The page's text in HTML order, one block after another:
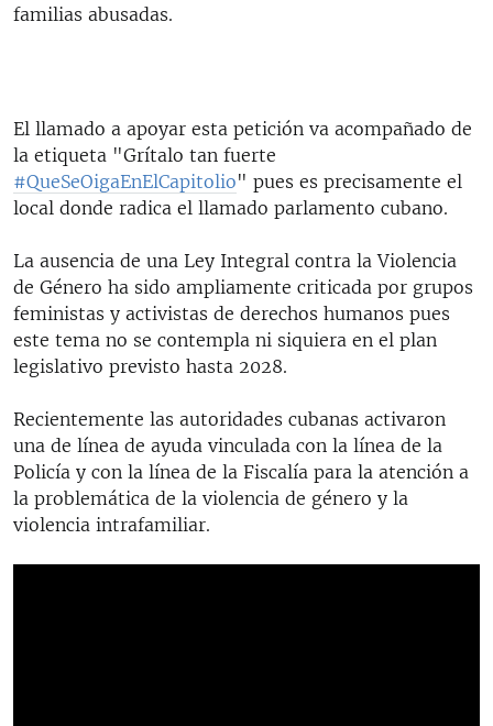
familias abusadas.
El llamado a apoyar esta petición va acompañado de
la etiqueta "Grítalo tan fuerte
#QueSeOigaEnElCapitolio" ​pues es precisamente el
local donde radica el llamado parlamento cubano.
La ausencia de una Ley Integral contra la Violencia
de Género ha sido ampliamente criticada por grupos
feministas y activistas de derechos humanos pues
este tema no se contempla ni siquiera en el plan
legislativo previsto hasta 2028.
Recientemente las autoridades cubanas activaron
una de línea de ayuda vinculada con la línea de la
Policía y con la línea de la Fiscalía para la atención a
la problemática de la violencia de género y la
violencia intrafamiliar.